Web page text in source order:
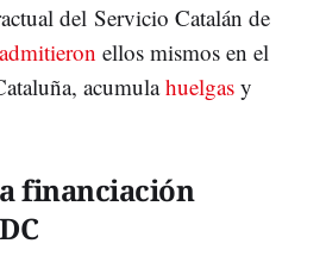
del Servicio Catalán de
admitieron ellos mismos en el
acumulahuelgas y
financiación